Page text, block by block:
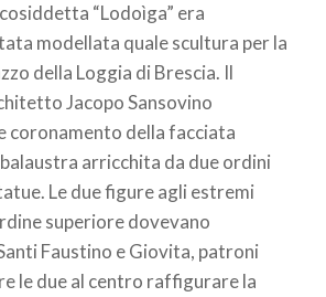
“Lodoìga” era
modellata quale scultura per la
della Loggia di Brescia. Il
Jacopo Sansovino
coronamento della facciata
arricchita da due ordini
Le due figure agli estremi
superiore dovevano
Faustino e Giovita, patroni
le due al centro raffigurare la